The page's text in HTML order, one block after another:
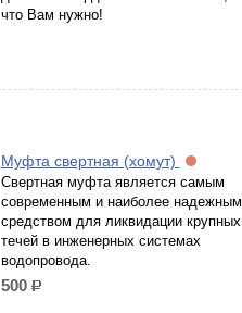
что Вам нужно!
Муфта свертная (хомут)
Свертная муфта является самым
современным и наиболее надежным
средством для ликвидации крупных
течей в инженерных системах
водопровода.
500 р.